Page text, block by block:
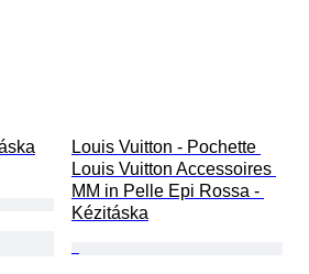
Louis Vuitton - Pochette
Louis Vuitton Accessoires
MM in Pelle Epi Rossa -
Kézitáska